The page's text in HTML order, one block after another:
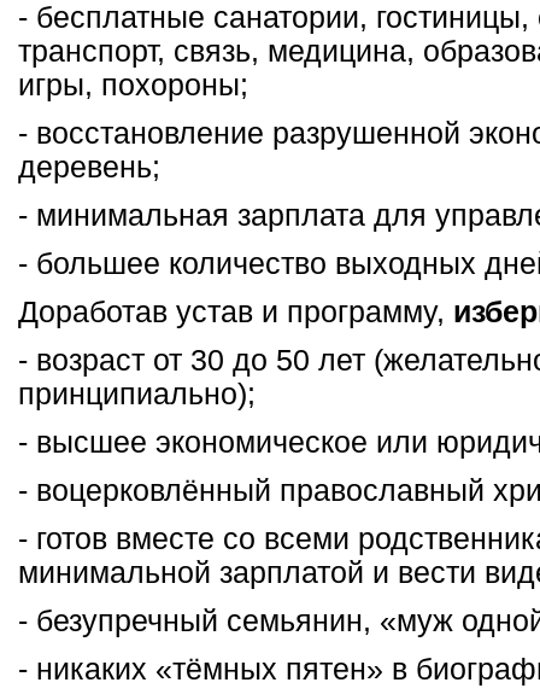
- бесплатные санатории,
транспорт, связь, медицина,
игры, похороны;
- восстановление разрушенной
деревень;
- минимальная зарплата для
- большее количество выходных
Доработав устав и программу,
- возраст от 30 до 50 лет
принципиально);
- высшее экономическое или
- воцерковлённый православный
- готов вместе со всеми
минимальной зарплатой и вести
- безупречный семьянин, «муж
- никаких «тёмных пятен» в